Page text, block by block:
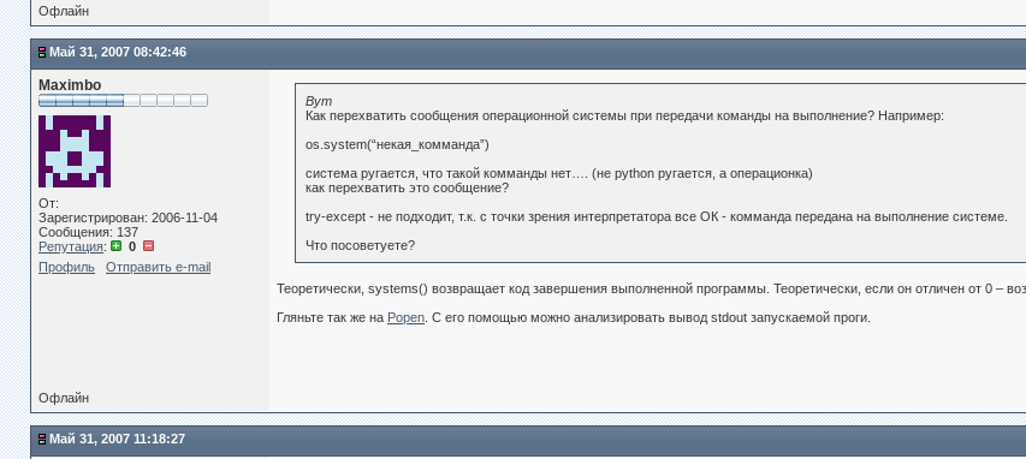
Офлайн
Май 31, 2007 08:42:46
Maximbo
От:
Зарегистрирован: 2006-11-04
Сообщения: 137
Репутация:
0
Профиль
Отправить e-mail
Вут
Как перехватить сообщения операционной системы при передачи команды на выполнение? Например:
os.system(“некая_комманда”)
система ругается, что такой комманды нет…. (не python ругается, а операционка)
как перехватить это сообщение?
try-except - не подходит, т.к. с точки зрения интерпретатора все ОК - комманда передана на выполнение системе.
Что посоветуете?
Теоретически, systems() возвращает код завершения выполненной программы. Теоретически, если он отличен от 0 –
Гляньте так же на Popen . С его помощью можно анализировать вывод stdout запускаемой проги.
Офлайн
Май 31, 2007 11:18:27